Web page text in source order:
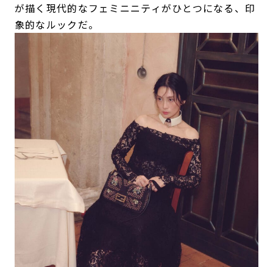
が描く現代的なフェミニニティがひとつになる、印
象的なルックだ。